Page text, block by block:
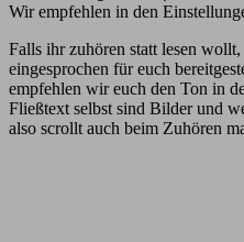
Wir empfehlen in den
Falls ihr zuhören statt lesen
eingesprochen für euch
empfehlen wir euch den Ton in
Fließtext selbst sind Bilder und
also scrollt auch beim Zuhören